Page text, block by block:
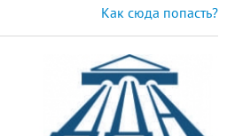
Как сюда попасть?